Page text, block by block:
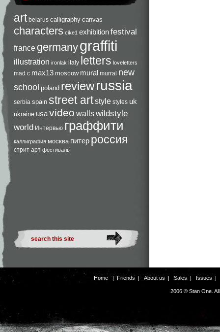
art belarus calligraphy canvas
characters cike1 exhibitionfestival
france germanygraffiti
illustration ironlak italy letters loveletters
mad c max13 moscow mural murral new
school poland reviewrussia
serbia spain street artstyle styles uk
ukraine usavideo wallswildstyle
world Интервью граффити
каллиграфия москва питер россия
стрит арт фестиваль
Home |Friends | About us | Sales | Issues
2006 © Stan One.